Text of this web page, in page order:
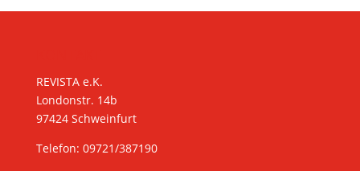
REVISTA e.K.
Londonstr. 14b
97424 Schweinfurt
Telefon: 09721/387190